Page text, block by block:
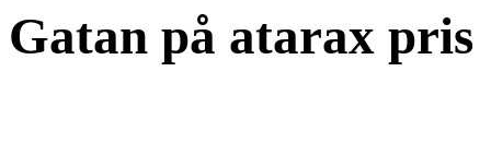
Gatan på atarax pris